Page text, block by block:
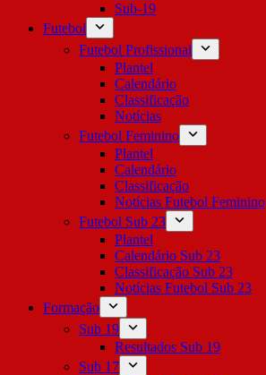
Sub-19
Futebol
Futebol Profissional
Plantel
Calendário
Classificação
Notícias
Futebol Feminino
Plantel
Calendário
Classificação
Notícias Futebol Feminino
Futebol Sub 23
Plantel
Calendário Sub 23
Classificação Sub 23
Notícias Futebol Sub 23
Formação
Sub 19
Resultados Sub 19
Sub 17